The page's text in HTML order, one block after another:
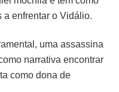
a enfrentar o Vidálio.
uma assassina
narrativa encontrar
como dona de